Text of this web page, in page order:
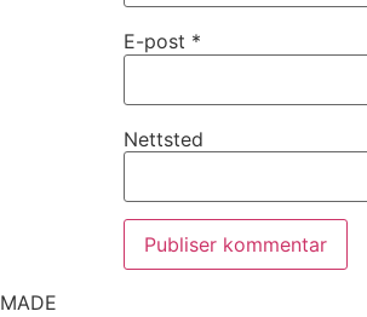
E-post *
Nettsted
MADE